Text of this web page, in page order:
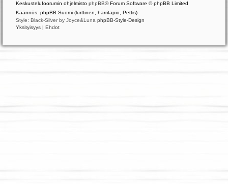
Keskustelufoorumin ohjelmisto phpBB® Forum Software © phpBB Limited
Käännös: phpBB Suomi (lurttinen, harritapio, Pettis)
Style: Black-Silver by Joyce&Luna phpBB-Style-Design
Yksityisyys | Ehdot